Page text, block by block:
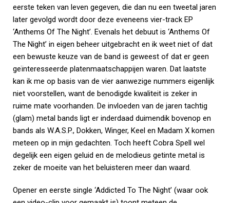
eerste teken van leven gegeven, die dan nu een tweetal jaren
later gevolgd wordt door deze eveneens vier-track EP
‘Anthems Of The Night’. Evenals het debuut is ‘Anthems Of
The Night’ in eigen beheer uitgebracht en ik weet niet of dat
een bewuste keuze van de band is geweest of dat er geen
geïnteresseerde platenmaatschappijen waren. Dat laatste
kan ik me op basis van de vier aanwezige nummers eigenlijk
niet voorstellen, want de benodigde kwaliteit is zeker in
ruime mate voorhanden. De invloeden van de jaren tachtig
(glam) metal bands ligt er inderdaad duimendik bovenop en
bands als W.A.S.P., Dokken, Winger, Keel en Madam X komen
meteen op in mijn gedachten. Toch heeft Cobra Spell wel
degelijk een eigen geluid en de melodieus getinte metal is
zeker de moeite van het beluisteren meer dan waard.
Opener en eerste single ‘Addicted To The Night’ (waar ook